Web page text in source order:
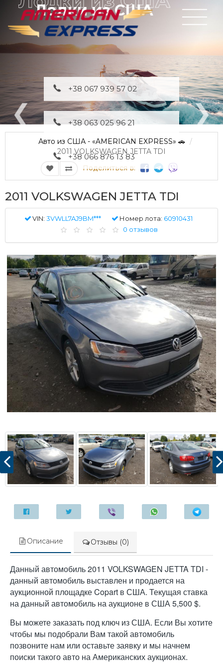
Лодки из США
+38 067 939 57 02
+38 063 025 96 21
+38 066 876 13 83
Авто из США - «AMERICAN EXPRESS» 🚗
2011 VOLKSWAGEN JETTA TDI
Поделиться в:
2011 VOLKSWAGEN JETTA TDI
VIN: 3VWLL7AJ9BM*** Номер лота: 60910431
0 отзывов
Описание Отзывы (0)
Данный автомобиль 2011 VOLKSWAGEN JETTA TDI -
данный автомобиль выставлен и продается на
аукционной площадке Copart в США. Текущая ставка
на данный автомобиль на аукционе в США 5,500 $.
Вы можете заказать под ключ из США. Если Вы хотите
чтобы мы подобрали Вам такой автомобиль
позвоните нам или оставьте заявку и мы начнем
поиски такого авто на Американских аукционах.